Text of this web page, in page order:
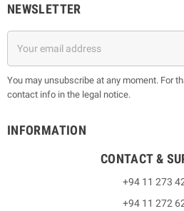
NEWSLETTER
You may unsubscribe at any moment. For
contact info in the legal notice.
INFORMATION
CONTACT &
+94 11 273
+94 11 272